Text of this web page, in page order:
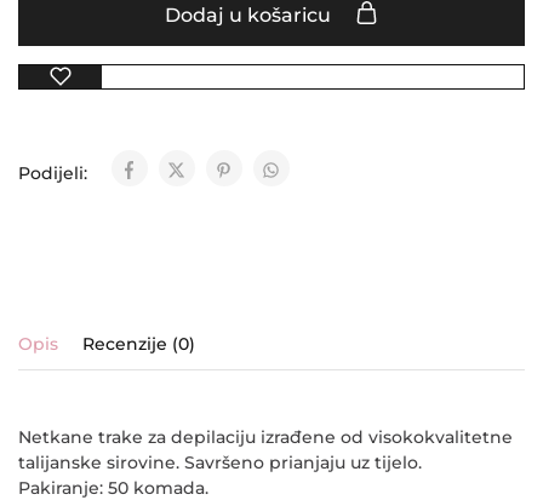
Dodaj u košaricu
Podijeli:
Opis Recenzije (0)
Netkane trake za depilaciju izrađene od visokokvalitetne
talijanske sirovine. Savršeno prianjaju uz tijelo.
Pakiranje: 50 komada.